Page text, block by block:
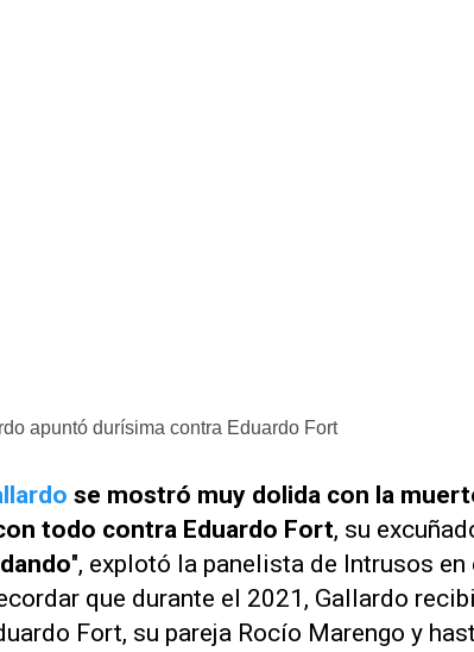
apuntó durísima contra Eduardo Fort
se mostró muy dolida con la
todo contra Eduardo Fort, su
", explotó la panelista de Intrusos en
que durante el 2021, Gallardo
Fort, su pareja Rocío Marengo y